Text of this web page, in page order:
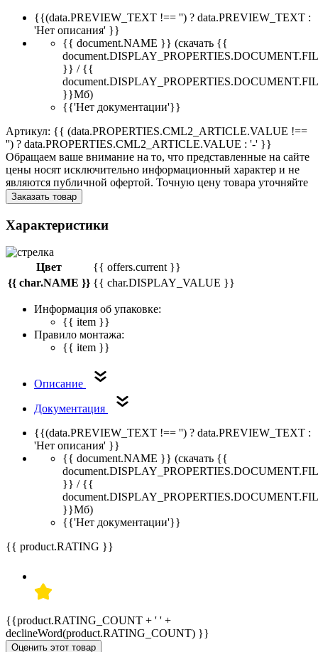
{{(data.PREVIEW_TEXT !== '') ? data.PREVIEW_TEXT :
'Нет описания' }}
{{ document.NAME }} (скачать {{
}} / {{
}}Мб)
{{'Нет документации'}}
Артикул: {{ (data.PROPERTIES.CML2_ARTICLE.VALUE !==
'') ? data.PROPERTIES.CML2_ARTICLE.VALUE : '-' }}
Обращаем ваше внимание на то, что представленные на сайте
цены носят исключительно информационный характер и не
являются публичной офертой. Точную цену товара уточняйте
Заказать товар
Характеристики
Цвет
{{ offers.current }}
{{ char.NAME }} {{ char.DISPLAY_VALUE }}
Информация об упаковке:
{{ item }}
Правило монтажа:
{{ item }}
Описание
Документация
{{(data.PREVIEW_TEXT !== '') ? data.PREVIEW_TEXT :
'Нет описания' }}
{{ document.NAME }} (скачать {{
}} / {{
}}Мб)
{{'Нет документации'}}
{{ product.RATING }}
{{product.RATING_COUNT + ' ' +
declineWord(product.RATING_COUNT) }}
Оценить этот товар